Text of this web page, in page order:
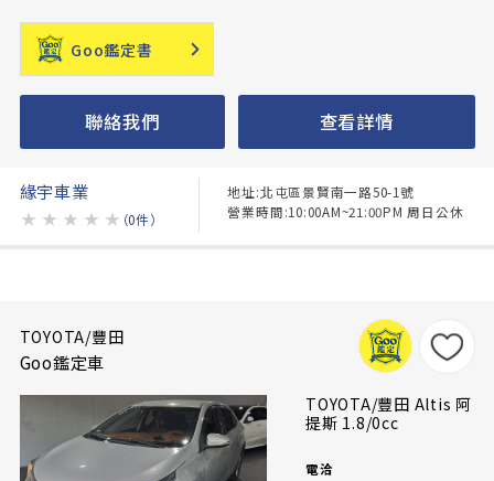
Goo鑑定書
聯絡我們 查看詳情
緣宇車業
★ ★ ★ ★ ★ （0件）
地址:北屯區景賢南一路50-1號
營業時間:10:00AM~21:00PM 周日公休
TOYOTA/豐田
Goo鑑定車
TOYOTA/豐田 Altis 阿
提斯 1.8/0cc
電洽